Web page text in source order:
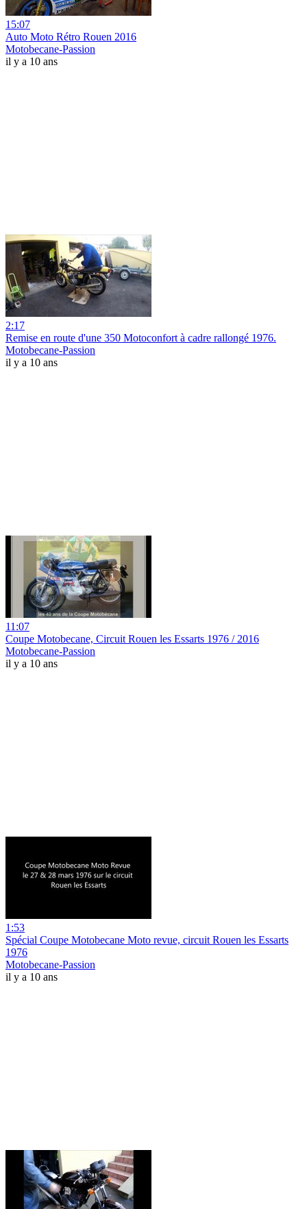
15:07
Auto Moto Rétro Rouen 2016
Motobecane-Passion
il y a 10 ans
2:17
Remise en route d'une 350 Motoconfort à cadre rallongé 1976.
Motobecane-Passion
il y a 10 ans
11:07
Coupe Motobecane, Circuit Rouen les Essarts 1976 / 2016
Motobecane-Passion
il y a 10 ans
1:53
Spécial Coupe Motobecane Moto revue, circuit Rouen les Essarts
1976
Motobecane-Passion
il y a 10 ans